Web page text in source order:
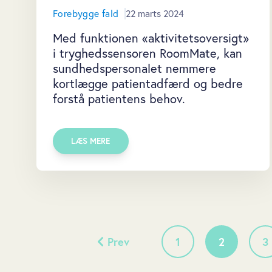
Forebygge fald 22 marts 2024
Med funktionen «aktivitetsoversigt»
i tryghedssensoren RoomMate, kan
sundhedspersonalet nemmere
kortlægge patientadfærd og bedre
forstå patientens behov.
LÆS MERE
Prev 1 2 3